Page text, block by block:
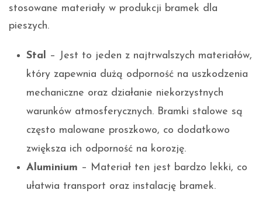
stosowane materiały w produkcji bramek dla
pieszych.
Stal – Jest to jeden z najtrwalszych materiałów,
który zapewnia dużą odporność na uszkodzenia
mechaniczne oraz działanie niekorzystnych
warunków atmosferycznych. Bramki stalowe są
często malowane proszkowo, co dodatkowo
zwiększa ich odporność na korozję.
Aluminium – Materiał ten jest bardzo lekki, co
ułatwia transport oraz instalację bramek.